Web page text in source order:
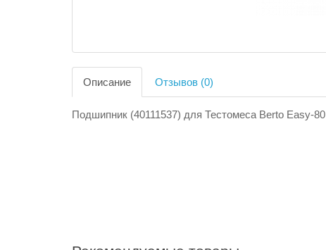
Описание Отзывов (0)
Подшипник (40111537) для Тестомеса Berto Easy-80